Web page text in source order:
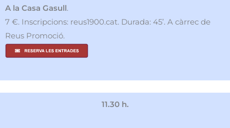
A la Casa Gasull .
7 €. Inscripcions: reus1900.cat. Durada: 45’. A càrrec de
Reus Promoció.
11.30 h.